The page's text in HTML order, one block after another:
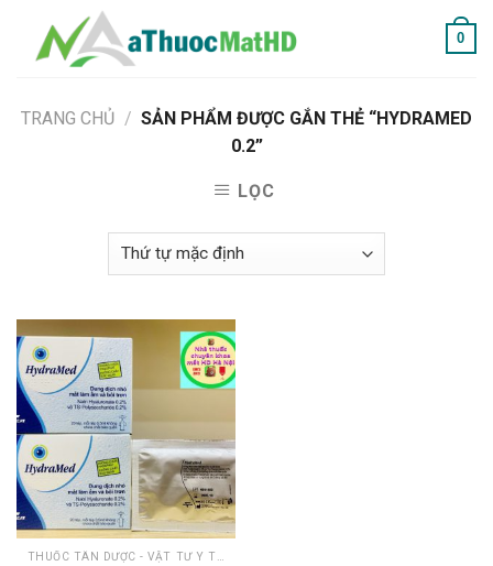
content
0
TRANG CHỦ / SẢN PHẨM ĐƯỢC GẮN THẺ “HYDRAMED
0.2”
LỌC